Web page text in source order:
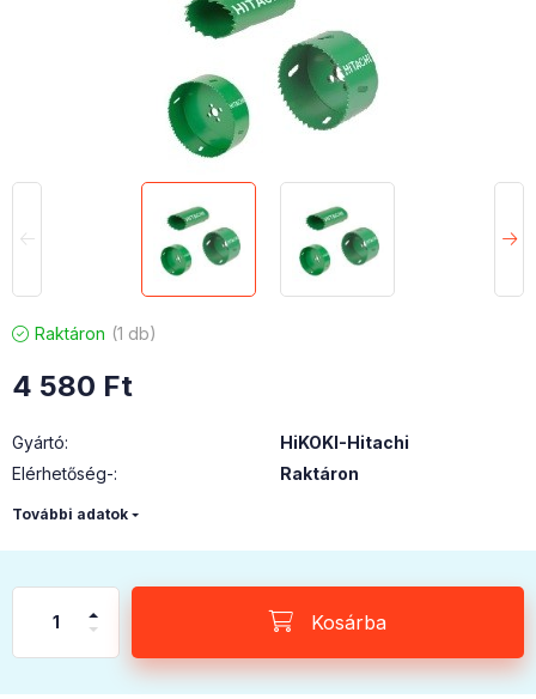
Raktáron 1 db
4 580 Ft
Gyártó:
HiKOKI-Hitachi
Elérhetőség-: Raktáron
További adatok
Kosárba